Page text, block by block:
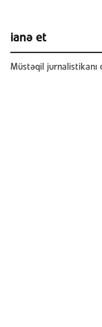
ianə et
Müstəqil jurnalistikanı